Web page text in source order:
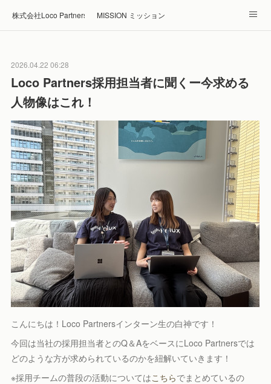
株式会社Loco Partners 🏠HomeMISSION ミッション
ホテル・旅館の宿泊予約はRelux
2026.04.22 06:28
Loco Partners採用担当者に聞くー今求める
人物像はこれ！
こんにちは！Loco Partnersインターン生の白神です！
今回は当社の採用担当者とのQ＆AをベースにLoco Partnersでは
どのような方が求められているのかを紐解いていきます！
※採用チームの普段の活動についてはこちらでまとめているの